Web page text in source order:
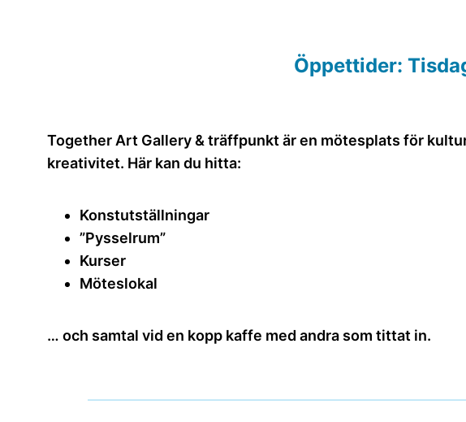
Öppettider:
Together Art Gallery & träffpunkt är en mötesplats för
kreativitet. Här kan du hitta:
Konstutställningar
”Pysselrum”
Kurser
Möteslokal
… och samtal vid en kopp kaffe med andra som tittat in.